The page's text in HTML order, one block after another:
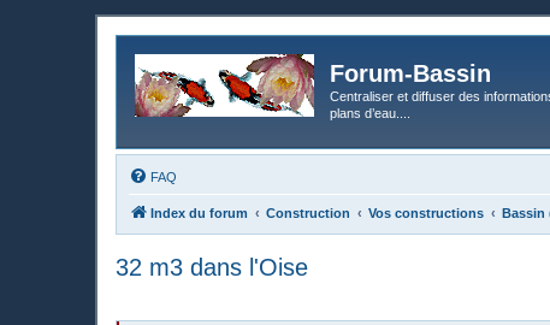
Forum-Bassin
Centraliser et diffuser des
plans d’eau....
FAQ
Index du forum Construction Vos constructions Bassin
32 m3 dans l'Oise